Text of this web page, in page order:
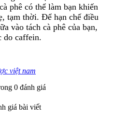
phê có thể làm bạn khiến
tạm thời. Để hạn chế điều
vào tách cà phê của bạn,
do caffein.
việt nam
0 đánh giá
giá bài viết